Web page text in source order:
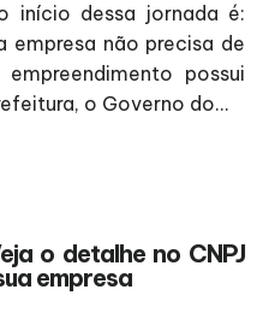
início dessa jornada é:
empresa não precisa de
possui
o Governo do...
o detalhe no CNPJ
empresa